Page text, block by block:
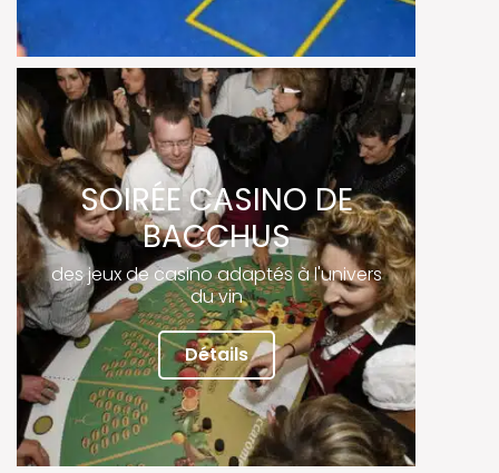
SOIRÉE CASINO DE
BACCHUS
des jeux de casino adaptés à l'univers
du vin
Détails